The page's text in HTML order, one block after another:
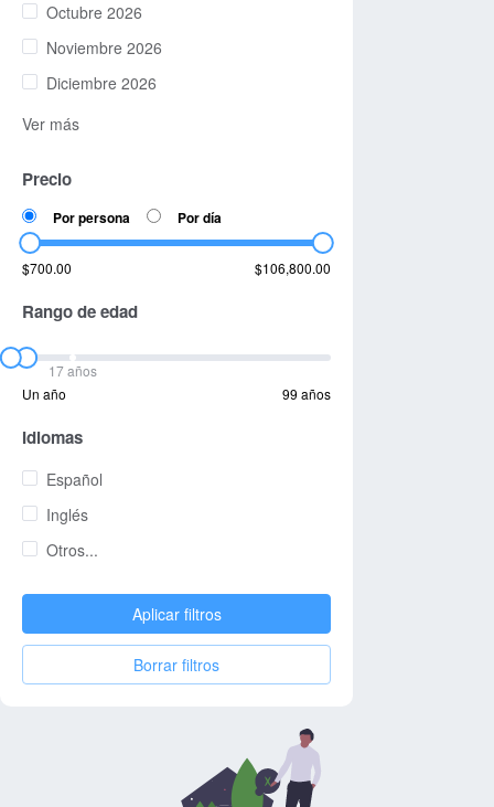
Octubre 2026
Noviembre 2026
Diciembre 2026
Ver más
Precio
Por persona Por día
$700.00 $106,800.00
Rango de edad
17 años
Un año
99 años
Idiomas
Español
Inglés
Otros...
Aplicar filtros
Borrar filtros